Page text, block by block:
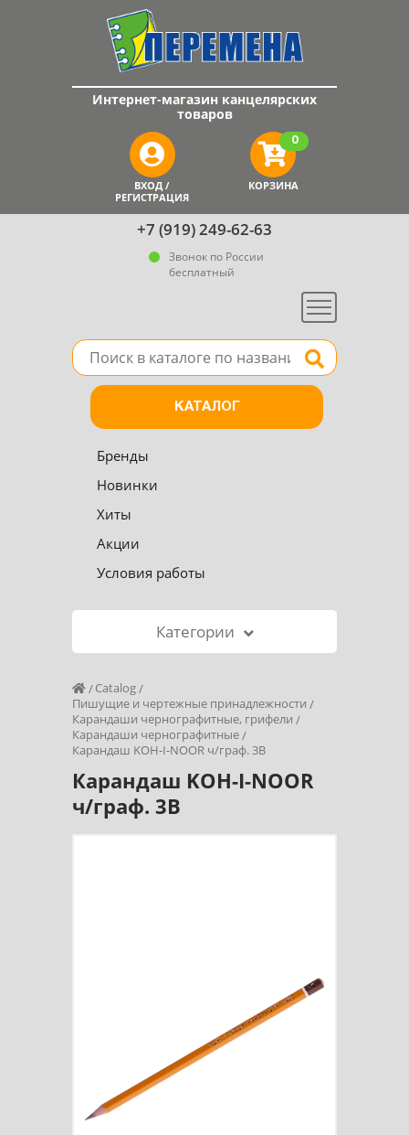
+7 (919) 249-62-63
Звонок по России
бесплатный
Меню
Интернет-магазин канцелярских
товаров
ВХОД /
РЕГИСТРАЦИЯ
КОРЗИНА
0
Поле для поиска товара в каталоге Найти
КАТАЛОГ
Бренды
Новинки
Хиты
Акции
Условия работы
Категории
Catalog
Пишущие и чертежные принадлежности
Карандаши чернографитные, грифели
Карандаши чернографитные
Карандаш KOH-I-NOOR ч/граф. 3B
Карандаш KOH-I-NOOR
ч/граф. 3B